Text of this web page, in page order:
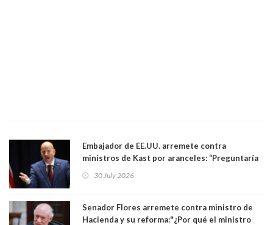
Embajador de EE.UU. arremete contra
ministros de Kast por aranceles: “Preguntaría
Yo diría que no”
30 July 2026
Senador Flores arremete contra ministro de
Hacienda y su reforma:"¿Por qué el ministro